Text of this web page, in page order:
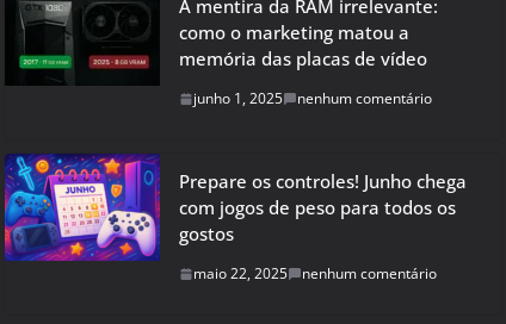
A mentira da RAM irrelevante:
como o marketing matou a
memória das placas de vídeo
junho 1, 2025 nenhum comentário
Prepare os controles! Junho chega
com jogos de peso para todos os
gostos
maio 22, 2025 nenhum comentário